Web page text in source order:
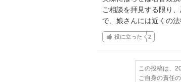
ご相談を拝見する限り
で、娘さんには近くの
役に立った 2
この投稿は、
ご自身の責任